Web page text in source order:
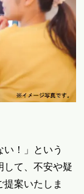
い！」という
して、不安や疑
案いたしま